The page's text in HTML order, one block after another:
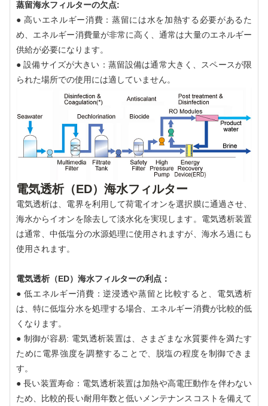
蒸留海水フィルターの欠点:
● 高いエネルギー消費：蒸留には水を加熱する必要があるた
め、エネルギー消費量が非常に高く、通常は大量のエネルギー
供給が必要になります。
● 設備サイズが大きい：蒸留設備は通常大きく、スペースが限
られた場所での使用には適していません。
電気透析（ED）海水フィルター
電気透析は、電界を利用して荷電イオンを選択膜に通過させ、
海水からイオンを除去して淡水化を実現します。電気透析装置
は通常、中低塩分の水源処理に使用されますが、海水ろ過にも
使用されます。
電気透析（ED）海水フィルターの利点：
● 低エネルギー消費：逆浸透や蒸留と比較すると、電気透析
は、特に低塩分水を処理する場合、エネルギー消費が比較的低
くなります。
● 制御が容易: 電気透析装置は、さまざまな水質要件を満たす
ために電界強度を調整することで、脱塩の程度を制御できま
す。
● 長い装置寿命：電気透析装置は加熱や高電圧動作を伴わない
ため、比較的長い耐用年数と低いメンテナンスコストを備えて